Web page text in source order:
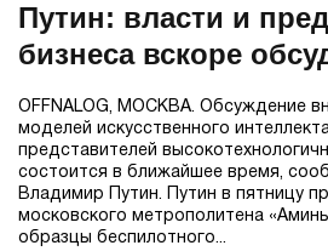
Путин: власти и
бизнеса вскоре
внедрения
OFFNALOG, МОСКВА. Обсуждение
моделей искусственного
представителей
состоится в ближайшее время,
Владимир Путин. Путин в пятницу
московского метрополитена
образцы беспилотного...